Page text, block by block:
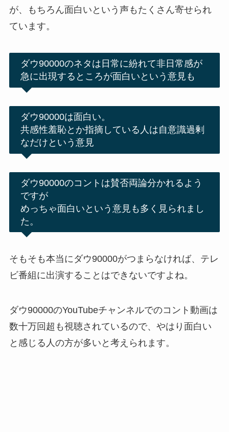
が、もちろん面白いという声もたくさん寄せられ
ています。
ダウ90000のネタは日常に紛れて非日常感が
急に出現するところが面白いという意見も
ダウ90000は面白い。
共感性羞恥とか指摘している人は自意識過剰
なだけという意見
ダウ90000のコントは賛否両論分かれるよう
ですが
めっちゃ面白いという意見も多く見られまし
た。
そもそも本当にダウ90000がつまらなければ、テレ
ビ番組に出演することはできないですよね。
ダウ90000のYouTubeチャンネルでのコント動画は
数十万回超も視聴されているので、やはり面白い
と感じる人の方が多いと考えられます。